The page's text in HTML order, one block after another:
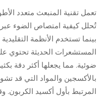
تعمل تقنية المنبعث متعدد
تُحلل كيفية امتصاص الضوء
بينما تستخدم الأنظمة
المستشعرات الحديثة تحتوي
ضوئية. مما يجعلها أكثر دقة
بالأكسجين والمواد التي قد
المرتبط بأول أكسيد